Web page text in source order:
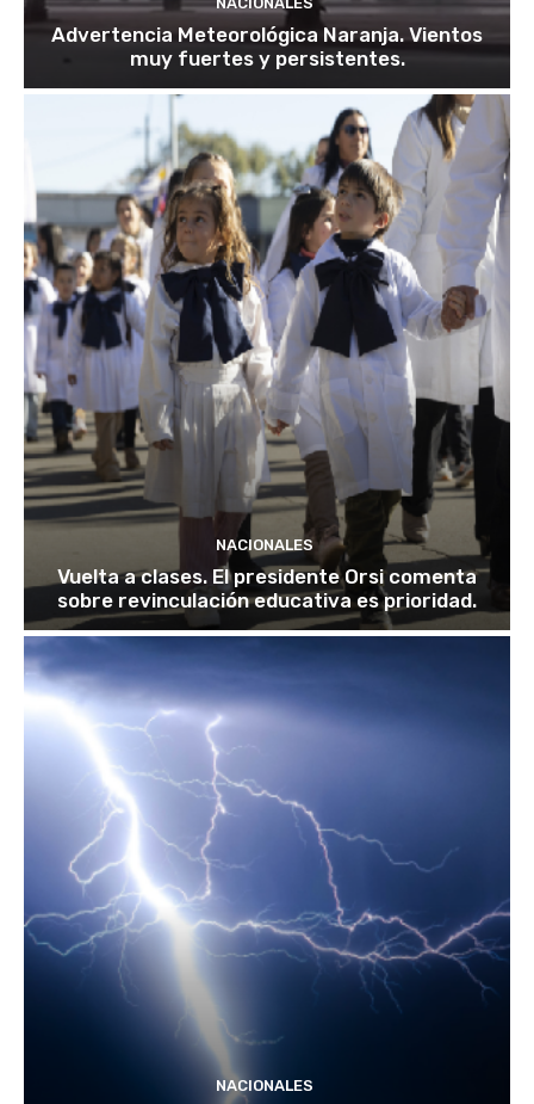
Advertencia Meteorológica Naranja. Vientos
muy fuertes y persistentes.
NACIONALES
Vuelta a clases. El presidente Orsi comenta
sobre revinculación educativa es prioridad.
NACIONALES